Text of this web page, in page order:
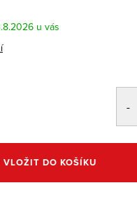
VLOŽIT DO KOŠÍKU